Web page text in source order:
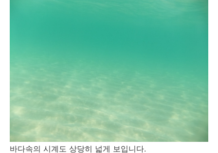
바다속의 시계도 상당히 넓게 보입니다.